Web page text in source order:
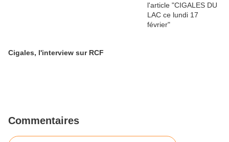
Cigales, l'interview sur RCF
Commentaires